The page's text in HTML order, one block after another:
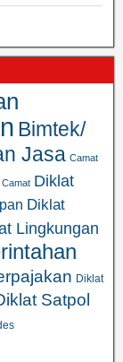
Bimtek/
Jasa Camat
Camat Diklat
Diklat
Lingkungan
Diklat
Satpol